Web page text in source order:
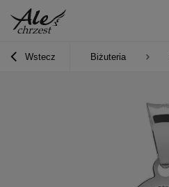
Wstecz Biżuteria